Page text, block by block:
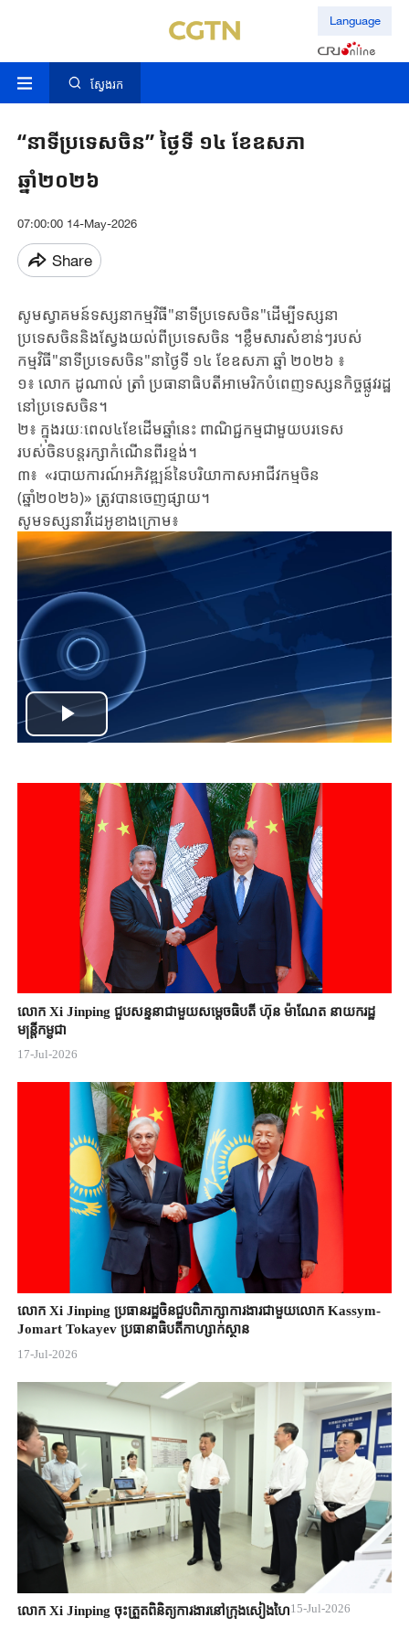
Language
ស្វែងរក
“នាទីប្រទេសចិន” ថ្ងៃទី ១៤ ខែឧសភា
ឆ្នាំ២០២៦
07:00:00 14-May-2026
Share
សូមស្វាគមន៍ទស្សនាកម្មវិធី"នាទីប្រទេសចិន"ដើម្បីទស្សនា
ប្រទេសចិននិងស្វែងយល់ពីប្រទេសចិន ។ខ្លឹមសារសំខាន់ៗរបស់
កម្មវិធី"នាទីប្រទេសចិន"នាថ្ងៃទី ១៤ ខែឧសភា ឆ្នាំ ២០២៦ ៖
១៖ ​លោក ​ដូណាល់ ​ត្រាំ ​ប្រធានាធិបតី​អាមេរិក​បំពេញ​ទស្សន​កិច្ច​ផ្លូវរដ្ឋ​
នៅប្រទេស​ចិន។
២៖ ក្នុងរយៈពេល៤ខែដើមឆ្នាំនេះ ពាណិជ្ជកម្មជាមួយបរទេស
របស់ចិនបន្តរក្សាកំណើនពីរខ្ទង់។
៣៖ «របាយការណ៍អភិវឌ្ឍន៍នៃបរិយាកាសអាជីវកម្មចិន
(ឆ្នាំ២០២៦)» ត្រូវបានចេញផ្សាយ។
សូមទស្សនាវីដេអូខាងក្រោម៖
Play
Video
លោក Xi Jinping ជួបសន្ទនាជាមួយសម្តេចធិបតី ហ៊ុន ម៉ាណែត នាយករដ្ឋ
មន្ត្រីកម្ពុជា
17-Jul-2026
លោក Xi Jinping ប្រធានរដ្ឋចិន​ជួបពិភាក្សា​ការងារជាមួយ​លោក Kassym-
Jomart ​Tokayev ​ប្រធានាធិបតី​កាហ្សាក់ស្ថាន​
17-Jul-2026
លោក Xi Jinping ចុះត្រួតពិនិត្យការងារនៅក្រុងសៀងហៃ15-Jul-2026